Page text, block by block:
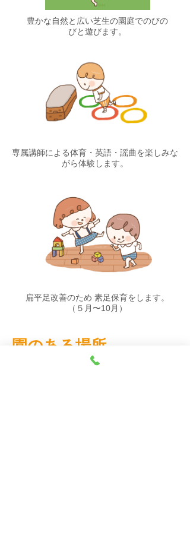
豊かな自然と広い芝生の園庭でのびの
びと遊びます。
専属講師による体育・英語・謡曲を楽しみな
がら体験します。
扁平足改善のため 素足保育をします。
（５月〜10月）
園のある場所
〒920-0336 石川県金沢市金石本町ロ53